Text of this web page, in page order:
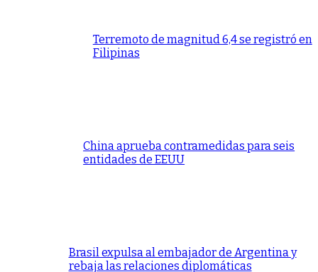
Terremoto de magnitud 6,4 se registró en
Filipinas
China aprueba contramedidas para seis
entidades de EEUU
Brasil expulsa al embajador de Argentina y
rebaja las relaciones diplomáticas